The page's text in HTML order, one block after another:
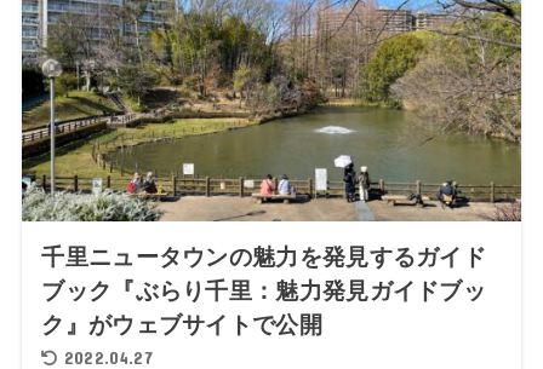
千里ニュータウンの魅力を発見するガイド
ブック『ぶらり千里：魅力発見ガイドブッ
ク』がウェブサイトで公開
2022.04.27